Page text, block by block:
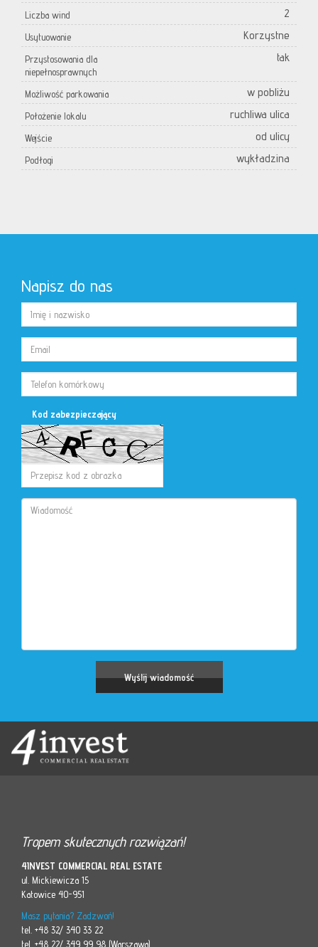
Liczba wind 2
Usytuowanie Korzystne
Przystosowania dla
niepełnosprawnych
tak
Możliwość parkowania w pobliżu
Położenie lokalu ruchliwa ulica
Wejście od ulicy
Podłogi wykładzina
Napisz do nas
Kod zabezpieczający
Tropem skutecznych rozwiązań!
4INVEST COMMERCIAL REAL ESTATE
ul. Mickiewicza 15
Katowice 40-951
Masz pytania? Zadzwoń!
tel. +48 32/ 340 33 22
tel. +48 22/ 349 99 98 (Warszawa)